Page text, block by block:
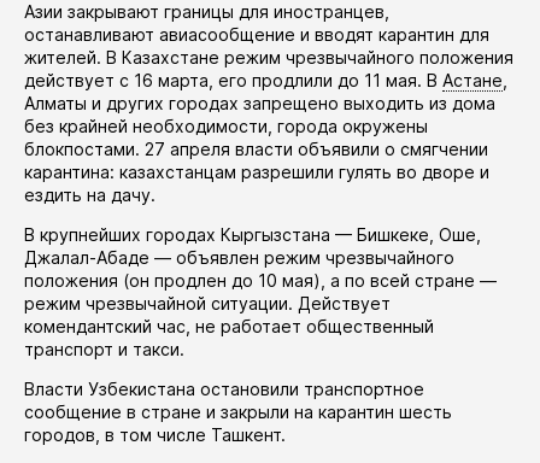
Азии закрывают границы для иностранцев,
останавливают авиасообщение и вводят карантин для
жителей. В Казахстане режим чрезвычайного положения
действует с 16 марта, его продлили до 11 мая. В Астане
Алматы и других городах запрещено выходить из дома
без крайней необходимости, города окружены
блокпостами. 27 апреля власти объявили о смягчении
карантина: казахстанцам разрешили гулять во дворе и
ездить на дачу.
В крупнейших городах Кыргызстана — Бишкеке, Оше,
Джалал-Абаде — объявлен режим чрезвычайного
положения (он продлен до 10 мая), а по всей стране —
режим чрезвычайной ситуации. Действует
комендантский час, не работает общественный
транспорт и такси.
Власти Узбекистана остановили транспортное
сообщение в стране и закрыли на карантин шесть
городов, в том числе Ташкент.